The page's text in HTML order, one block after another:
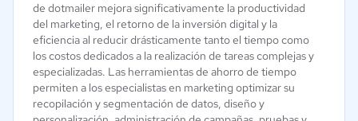
de dotmailer mejora significativamente la productividad
del marketing, el retorno de la inversión digital y la
eficiencia al reducir drásticamente tanto el tiempo como
los costos dedicados a la realización de tareas complejas y
especializadas. Las herramientas de ahorro de tiempo
permiten a los especialistas en marketing optimizar su
recopilación y segmentación de datos, diseño y